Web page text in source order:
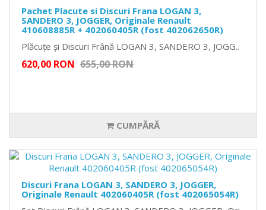
Pachet Placute si Discuri Frana LOGAN 3,
SANDERO 3, JOGGER, Originale Renault
410608885R + 402060405R (fost 402062650R)
Plăcuțe și Discuri Frână LOGAN 3, SANDERO 3, JOGG..
620,00 RON 655,00 RON
CUMPĂRĂ
Discuri Frana LOGAN 3, SANDERO 3, JOGGER,
Originale Renault 402060405R (fost 402065054R)